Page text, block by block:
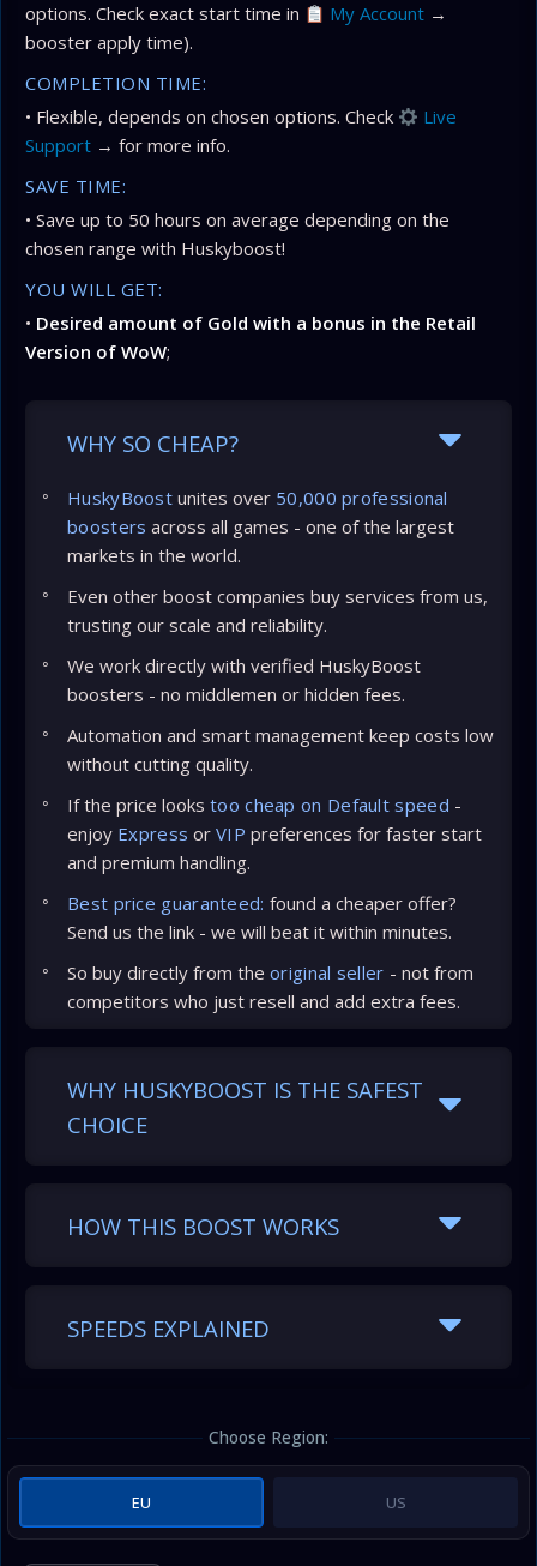
options. Check exact start time in
My Account →
booster apply time).
COMPLETION TIME:
• Flexible, depends on chosen options. Check
Live
Support → for more info.
SAVE TIME:
• Save up to 50 hours on average depending on the
chosen range with Huskyboost!
YOU WILL GET:
• Desired amount of Gold with a bonus in the Retail
Version of WoW;
WHY SO CHEAP?
HuskyBoost unites over 50,000 professional
boosters across all games - one of the largest
markets in the world.
Even other boost companies buy services from us,
trusting our scale and reliability.
We work directly with verified HuskyBoost
boosters - no middlemen or hidden fees.
Automation and smart management keep costs low
without cutting quality.
If the price looks too cheap on Default speed -
enjoy Express orVIP preferences for faster start
and premium handling.
Best price guaranteed: found a cheaper offer?
Send us the link - we will beat it within minutes.
So buy directly from the original seller - not from
competitors who just resell and add extra fees.
WHY HUSKYBOOST IS THE SAFEST
CHOICE
HOW THIS BOOST WORKS
SPEEDS EXPLAINED
Choose Region:
EU US